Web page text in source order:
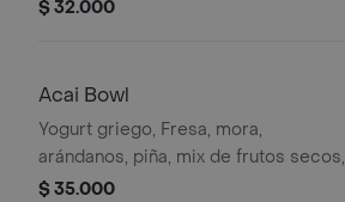
$ 32.000
Acai Bowl
Yogurt griego, Fresa, mora,
arándanos, piña, mix de frutos secos,
almendra carrapiñadas y banano
$ 35.000